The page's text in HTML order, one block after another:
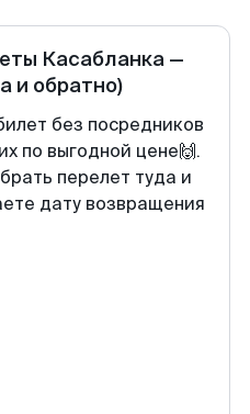
Касабланка—
и обратно)
без посредников
по выгодной цене🙌.
перелет туда и
дату возвращения